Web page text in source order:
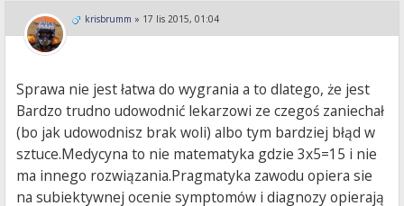
krisbrumm » 17 lis 2015, 01:04
Sprawa nie jest łatwa do wygrania a to dlatego, że jest
Bardzo trudno udowodnić lekarzowi ze czegoś zaniechał
(bo jak udowodnisz brak woli) albo tym bardziej błąd w
sztuce.Medycyna to nie matematyka gdzie 3x5=15 i nie
ma innego rozwiązania.Pragmatyka zawodu opiera sie
na subiektywnej ocenie symptomów i diagnozy opierają